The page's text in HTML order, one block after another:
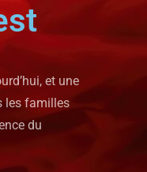
et une
les familles
du